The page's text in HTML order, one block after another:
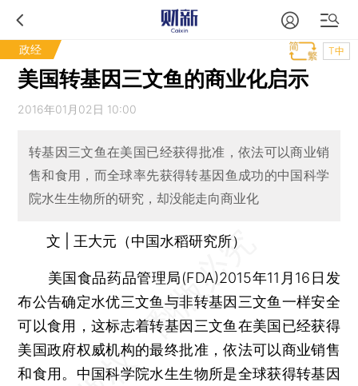
政经 T中
美国转基因三文鱼的商业化启示
2016年01月02日 10:00
转基因三文鱼在美国已经获得批准，依法可以商业销
售和食用，而全球率先获得转基因鱼成功的中国科学
院水生生物所的研究，却没能走向商业化
文 | 王大元（中国水稻研究所）
美国食品药品管理局(FDA)2015年11月16日发
布公告确定水优三文鱼与非转基因三文鱼一样安全
可以食用，这标志着转基因三文鱼在美国已经获得
美国政府权威机构的最终批准，依法可以商业销售
和食用。中国科学院水生生物所是全球获得转基因